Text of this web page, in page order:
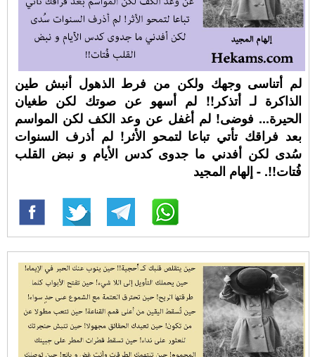
لم أتناسى وجهك ولكن من فرط الذهول أنبش طين
الذاكرة لـ أتذكر!! لم أسهو عن صوتك لكن طغيان
الحيرة... فوضى! لم أغفل عن وعد الكف لكن المواسم
بعد فراقك تأتي تباعا لتمحو الأثر! لم أذرف السنوات
سُدى لكن أفدني ما جدوى كدس الأيام و نبض القلب
فُتات!!. - إلهام المجيد